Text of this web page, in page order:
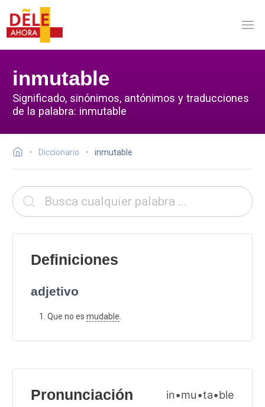
inmutable
Significado, sinónimos, antónimos y traducciones
de la palabra: inmutable
Diccionario inmutable
Definiciones
adjetivo
Que no es mudable
Pronunciación in•mu•ta•ble